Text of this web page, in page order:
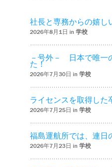
社長と専務からの嬉し
2026年8月1日 in 学校
－号外－ 日本で唯一
た！
2026年7月30日 in 学校
ライセンスを取得した
2026年7月25日 in 学校
福島運航所では、連日
2026年7月23日 in 学校